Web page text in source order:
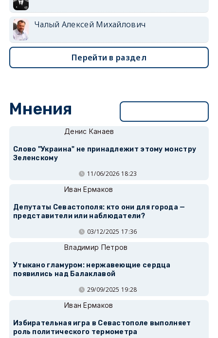
Чалый Алексей Михайлович
Перейти в раздел
Мнения
Денис Канаев
Слово "Украина" не принадлежит этому монстру
Зеленскому
11/06/2026 18:23
Иван Ермаков
Депутаты Севастополя: кто они для города —
представители или наблюдатели?
03/12/2025 17:36
Владимир Петров
Утыкано гламуром: нержавеющие сердца
появились над Балаклавой
29/09/2025 19:28
Иван Ермаков
Избирательная игра в Севастополе выполняет
роль политического термометра